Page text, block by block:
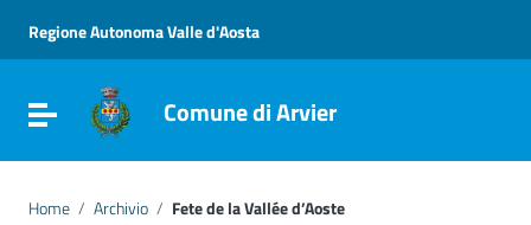
Vai al menu di navigazione
Vai al footer
Regione Autonoma Valle d'Aosta
Attiva / disattiva la navigazione
Comune di Arvier
Home / Archivio / Fete de la Vallée d’Aoste